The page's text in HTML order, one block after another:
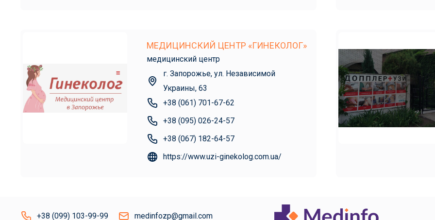
МЕДИЦИНСКИЙ ЦЕНТР «ГИНЕКОЛОГ»
медицинский центр
г. Запорожье, ул. Независимой
Украины, 63
+38 (061) 701-67-62
+38 (095) 026-24-57
+38 (067) 182-64-57
https://www.uzi-ginekolog.com.ua/
+38 (099) 103-99-99 medinfozp@gmail.com